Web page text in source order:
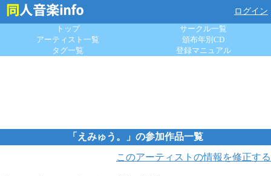
ログイン
トップ
サークル一覧
アーティスト一覧
頒布年別CD
タグ一覧
登録マニュアル
「えみゅう。」の参加作品一覧
このアーティストの情報を修正する